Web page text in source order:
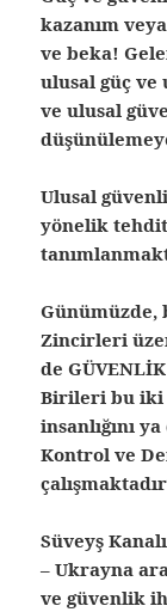
kazanım
ve beka!
ulusal güç
ve ulusal
Ulusal
yönelik
Günümüzde,
Zincirleri
de
Birileri bu iki
insanlığını
Kontrol ve
Süveyş
– Ukrayna
ve güvenlik